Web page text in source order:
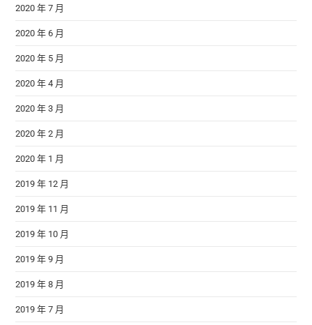
2020 年 7 月
2020 年 6 月
2020 年 5 月
2020 年 4 月
2020 年 3 月
2020 年 2 月
2020 年 1 月
2019 年 12 月
2019 年 11 月
2019 年 10 月
2019 年 9 月
2019 年 8 月
2019 年 7 月